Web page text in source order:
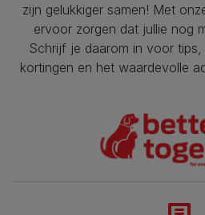
zijn gelukkiger samen! Met
ervoor zorgen dat jullie nog
Schrijf je daarom in voor
kortingen en het waardevolle